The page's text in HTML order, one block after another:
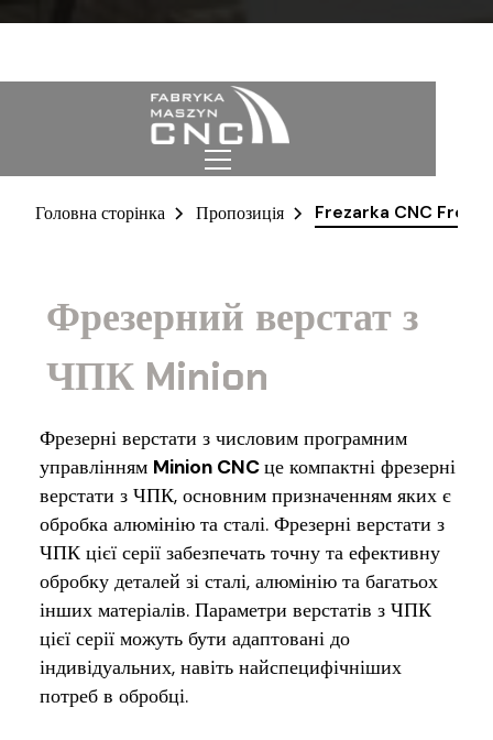
Головна сторінка Пропозиція Frezarka CNC
Фрезерний верстат з
ЧПК Minion
Фрезерні верстати з числовим програмним
управлінням Minion CNCце компактні фрезерні
верстати з ЧПК, основним призначенням яких є
обробка алюмінію та сталі. Фрезерні верстати з
ЧПК цієї серії забезпечать точну та ефективну
обробку деталей зі сталі, алюмінію та багатьох
інших матеріалів. Параметри верстатів з ЧПК
цієї серії можуть бути адаптовані до
індивідуальних, навіть найспецифічніших
потреб в обробці.